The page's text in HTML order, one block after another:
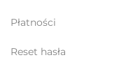
Płatności
Reset hasła